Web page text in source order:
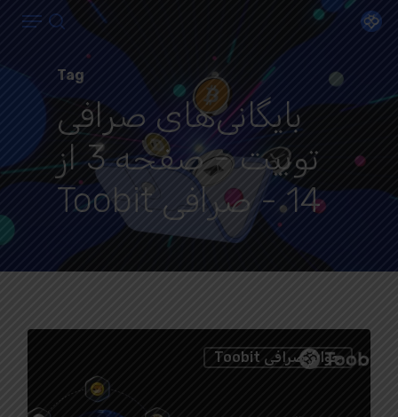
Skip
content
search
Menu
Tag
بایگانی‌های صرافی
توبیت - صفحه 3 از
14 - صرافی Toobit
جوایز صرافی Toobit
Menu